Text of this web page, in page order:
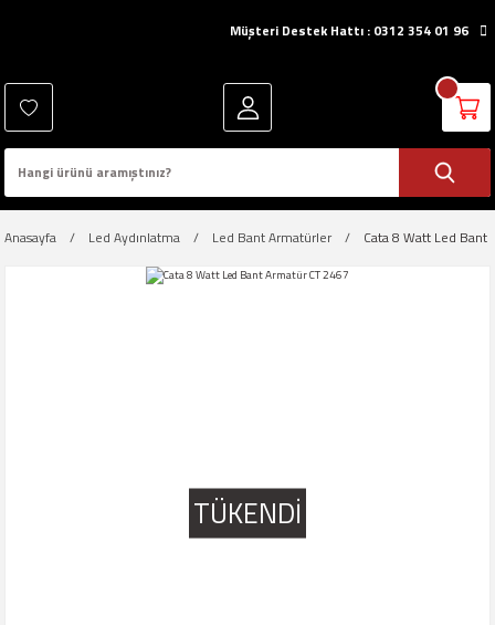
Müşteri Destek Hattı : 0312 354 01 96
Anasayfa Led Aydınlatma Led Bant Armatürler Cata 8 Watt Led Bant
TÜKENDİ